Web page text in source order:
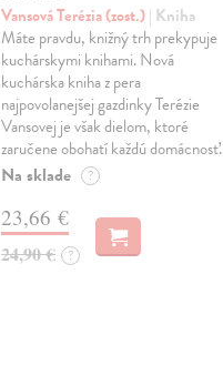
Vansová Terézia (zost.)| Kniha
Máte pravdu, knižný trh prekypuje
kuchárskymi knihami. Nová
kuchárska kniha z pera
najpovolanejšej gazdinky Terézie
Vansovej je však dielom, ktoré
zaručene obohatí každú domácnosť.
Na sklade ?
23,66 €
24,90 € ?